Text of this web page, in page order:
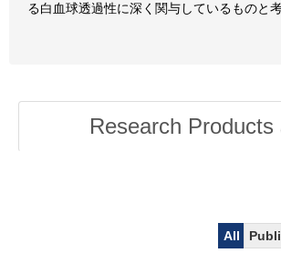
る白血球透過性に深く関与しているものと考
Research Products
All